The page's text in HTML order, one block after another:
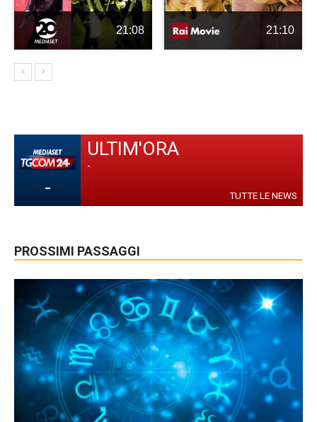
21:08 21:10
-
ULTIM'ORA
-
TUTTE LE NEWS
PROSSIMI PASSAGGI